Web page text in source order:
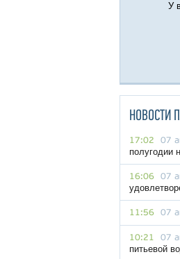
У
НОВОСТИ
17:02 07
полугодии
16:06 07
11:56 07
10:21 07
питьевой